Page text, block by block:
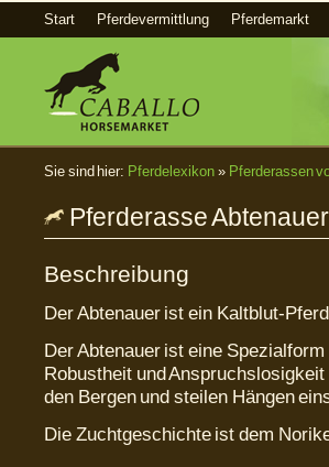
Start Pferdevermittlung Pferdemarkt
Sie sind hier: Pferdelexikon » Pferderassen
Pferderasse Abtenauer
Beschreibung
Der Abtenauer ist ein Kaltblut-
Der Abtenauer ist eine
Robustheit und
den Bergen und steilen Hängen
Die Zuchtgeschichte ist dem